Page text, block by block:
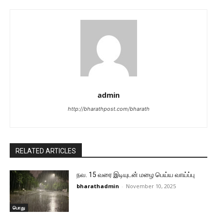
admin
http://bharathpost.com/bharath
RELATED ARTICLES
பொது
நவ. 15 வரை இடியுடன் மழை பெய்ய வாய்ப்பு
bharathadmin - November 10, 2025